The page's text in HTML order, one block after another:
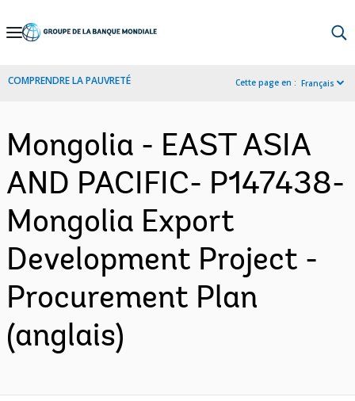
Skip
Navigation
COMPRENDRE LA PAUVRETÉ Cette page en : Français
Mongolia - EAST ASIA
AND PACIFIC- P147438-
Mongolia Export
Development Project -
Procurement Plan
(anglais)